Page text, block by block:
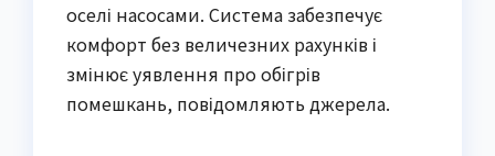
оселі насосами. Система забезпечує
комфорт без величезних рахунків і
змінює уявлення про обігрів
помешкань, повідомляють джерела.